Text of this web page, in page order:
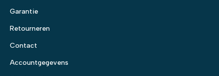
Garantie
Retourneren
Contact
Accountgegevens